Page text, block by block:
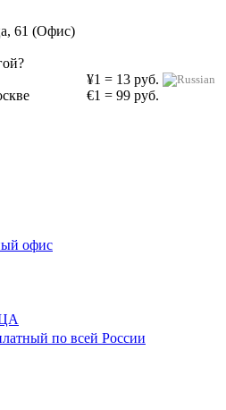
61 (Офис)
¥1 = 13 руб.
€1 = 99 руб.
офис
по всей России